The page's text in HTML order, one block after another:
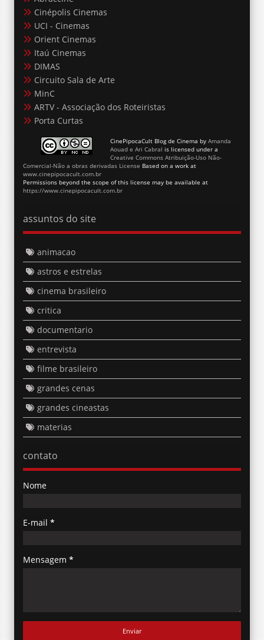
Cinépolis Cinemas
UCI - Cinemas
Orient Cinemas
Itaú Cinemas
DIMAS
Circuito Sala de Arte
MinC
ARTV - Associação dos Roteiristas
Porta Curtas
CinePipocaCult Blog de Cinema by Amanda
Aouad e Ari Cabral is licensed under a
Creative Commons Atribuição-Uso Não-
Comercial-Não a obras derivadas License Based on a work at
www.cinepipocacult.com.br
Permissions beyond the scope of this license may be available at
https://www.cinepipocacult.com.br
assuntos do site
animacao
astros e estrelas
cinema brasileiro
critica
documentario
entrevista
filme brasileiro
grandes cenas
grandes cineastas
materias
contato
Nome
E-mail *
Mensagem *